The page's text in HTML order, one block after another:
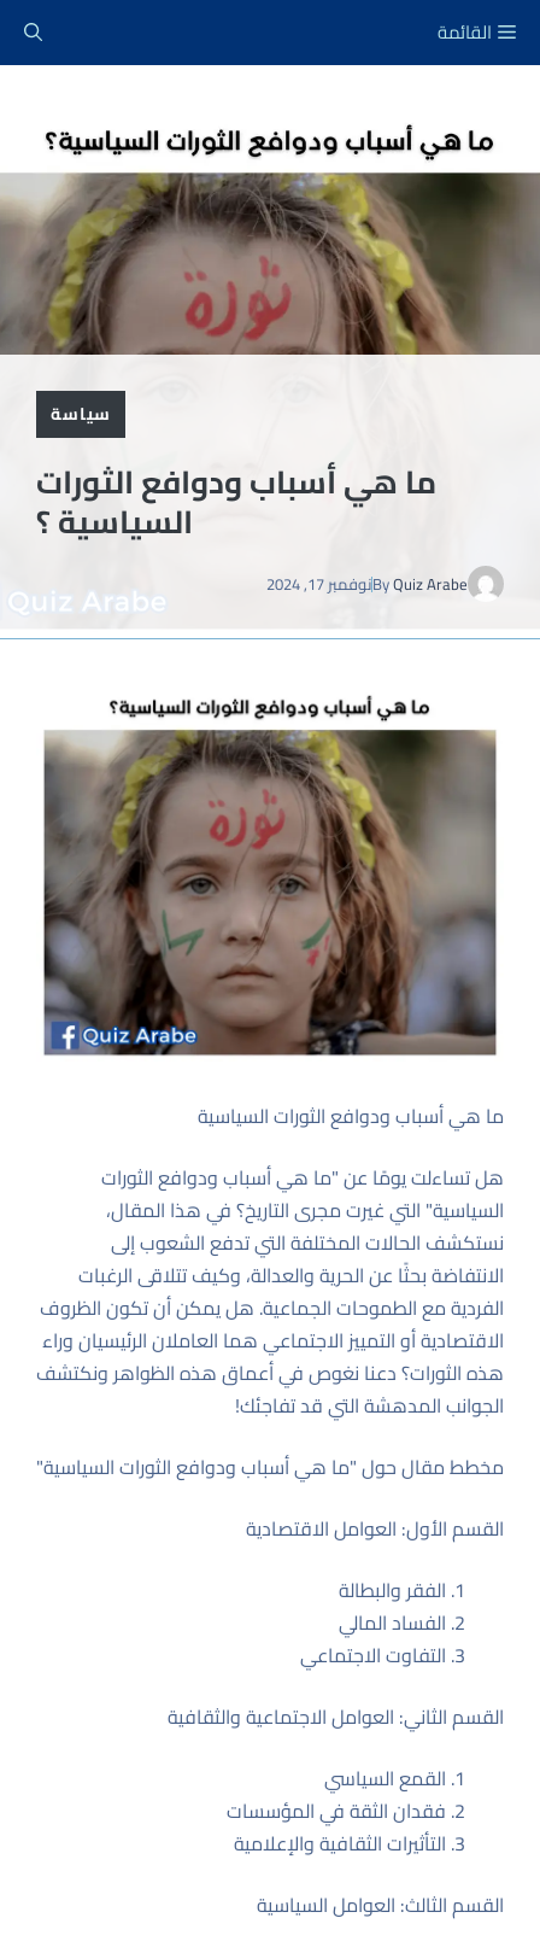
القائمة
سياسة
ما هي أسباب ودوافع الثورات
السياسية ؟
ByQuiz Arabe نوفمبر 17, 2024
ما هي أسباب ودوافع الثورات السياسية
هل تساءلت يومًا عن "ما هي أسباب ودوافع الثورات
السياسية" التي غيرت مجرى التاريخ؟ في هذا المقال،
نستكشف الحالات المختلفة التي تدفع الشعوب إلى
الانتفاضة بحثًا عن الحرية والعدالة، وكيف تتلاقى الرغبات
الفردية مع الطموحات الجماعية. هل يمكن أن تكون الظروف
الاقتصادية أو التمييز الاجتماعي هما العاملان الرئيسيان وراء
هذه الثورات؟ دعنا نغوص في أعماق هذه الظواهر ونكتشف
الجوانب المدهشة التي قد تفاجئك!
مخطط مقال حول "ما هي أسباب ودوافع الثورات السياسية"
القسم الأول: العوامل الاقتصادية
الفقر والبطالة
الفساد المالي
التفاوت الاجتماعي
القسم الثاني: العوامل الاجتماعية والثقافية
القمع السياسي
فقدان الثقة في المؤسسات
التأثيرات الثقافية والإعلامية
القسم الثالث: العوامل السياسية